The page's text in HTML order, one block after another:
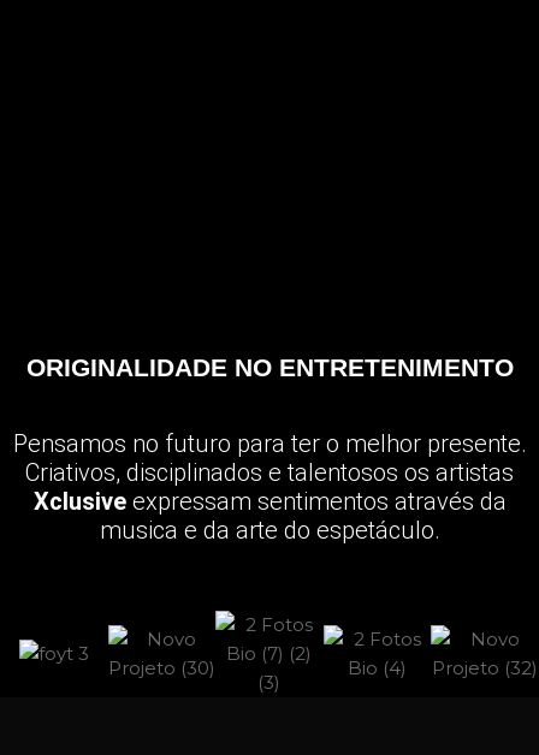
ORIGINALIDADE NO ENTRETENIMENTO
Pensamos no futuro para ter o melhor presente.
Criativos, disciplinados e talentosos os artistas
Xclusive expressam sentimentos através da
musica e da arte do espetáculo.